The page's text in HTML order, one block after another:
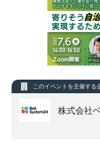
このイベントを主催する
株式会社